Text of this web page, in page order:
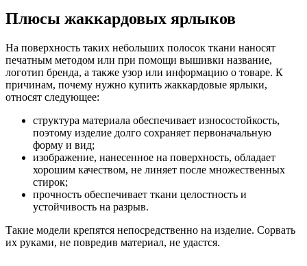
Плюсы жаккардовых ярлыков
На поверхность таких небольших полосок ткани наносят
печатным методом или при помощи вышивки название,
логотип бренда, а также узор или информацию о товаре. К
причинам, почему нужно купить жаккардовые ярлыки,
относят следующее:
структура материала обеспечивает износостойкость,
поэтому изделие долго сохраняет первоначальную
форму и вид;
изображение, нанесенное на поверхность, обладает
хорошим качеством, не линяет после множественных
стирок;
прочность обеспечивает ткани целостность и
устойчивость на разрыв.
Такие модели крепятся непосредственно на изделие. Сорвать
их руками, не повредив материал, не удастся.